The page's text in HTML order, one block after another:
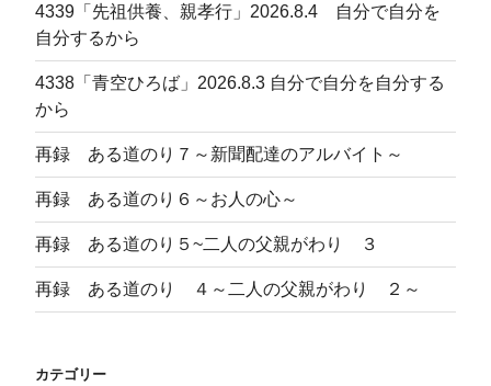
4339「先祖供養、親孝行」2026.8.4 自分で自分を
自分するから
4338「青空ひろば」2026.8.3 自分で自分を自分する
から
再録 ある道のり７～新聞配達のアルバイト～
再録 ある道のり６～お人の心～
再録 ある道のり５~二人の父親がわり ３
再録 ある道のり ４～二人の父親がわり ２～
カテゴリー